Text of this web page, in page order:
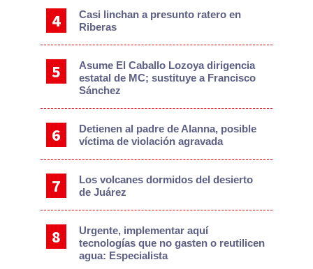
Casi linchan a presunto ratero en
Riberas
Asume El Caballo Lozoya dirigencia
estatal de MC; sustituye a Francisco
Sánchez
Detienen al padre de Alanna, posible
víctima de violación agravada
Los volcanes dormidos del desierto
de Juárez
Urgente, implementar aquí
tecnologías que no gasten o reutilicen
agua: Especialista